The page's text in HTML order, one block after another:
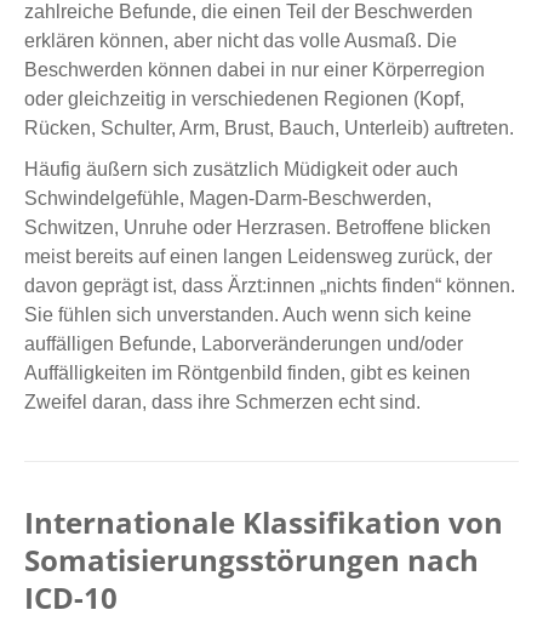
zahlreiche Befunde, die einen Teil der Beschwerden
erklären können, aber nicht das volle Ausmaß. Die
Beschwerden können dabei in nur einer Körperregion
oder gleichzeitig in verschiedenen Regionen (Kopf,
Rücken, Schulter, Arm, Brust, Bauch, Unterleib) auftreten.
Häufig äußern sich zusätzlich Müdigkeit oder auch
Schwindelgefühle, Magen-Darm-Beschwerden,
Schwitzen, Unruhe oder Herzrasen. Betroffene blicken
meist bereits auf einen langen Leidensweg zurück, der
davon geprägt ist, dass Ärzt:innen „nichts finden“ können.
Sie fühlen sich unverstanden. Auch wenn sich keine
auffälligen Befunde, Laborveränderungen und/oder
Auffälligkeiten im Röntgenbild finden, gibt es keinen
Zweifel daran, dass ihre Schmerzen echt sind.
Internationale Klassifikation von
Somatisierungsstörungen nach
ICD-10